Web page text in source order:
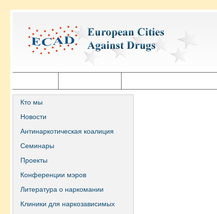
Кто мы
Новости
Антинаркотическая коалиция
Семинары
Проекты
Конференции мэров
Литература о наркомании
Клиники для наркозависимых